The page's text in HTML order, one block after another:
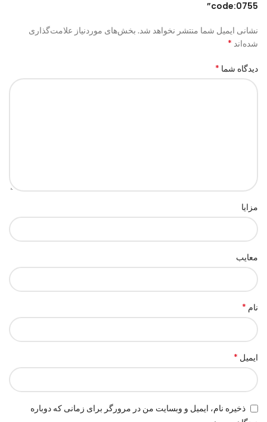
code:0755”
نشانی ایمیل شما منتشر نخواهد شد. بخش‌های موردنیاز علامت‌گذاری
شده‌اند *
دیدگاه شما *
مزایا
معایب
نام *
ایمیل *
ذخیره نام، ایمیل و وبسایت من در مرورگر برای زمانی که دوباره